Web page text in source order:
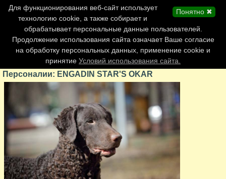
Главная страница
Обновления сайта
Контакты
Персоналии
Форум
Персоналии: ENGADIN STAR'S OKAR
Понятно ✖
Для функционирования веб-сайт использует
технологию cookie, а также собирает и
обрабатывает персональные данные пользователей.
Продолжение использования сайта означает Ваше согласие
на обработку персональных данных, применение cookie и
принятие Условий использования сайта.